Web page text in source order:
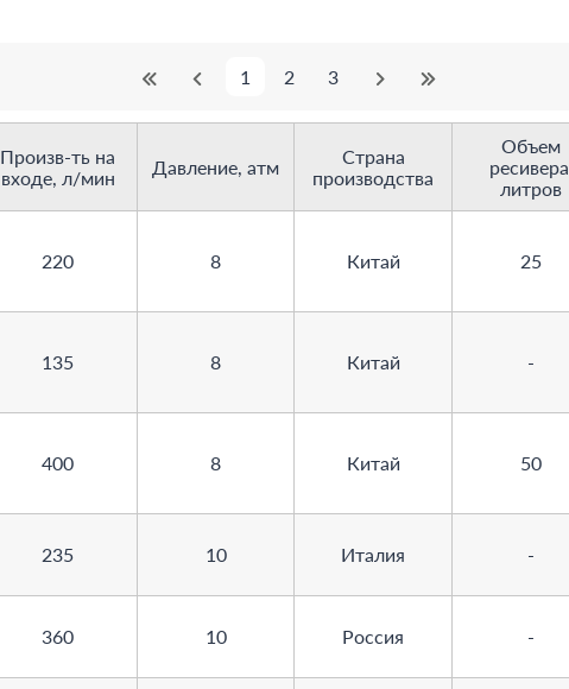
1 2 3
Произв-ть на
входе, л/мин
Давление, атм
Страна
производства
Объем
ресивера,
литров
220 8 Китай 25
135 8 Китай -
400 8 Китай 50
235 10 Италия -
360 10 Россия -